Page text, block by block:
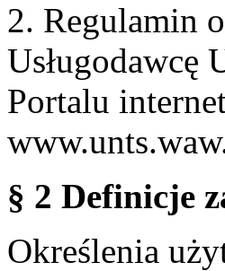
2. Regulamin
Usługodawcę
Portalu
§ 2 Definicje
Określenia